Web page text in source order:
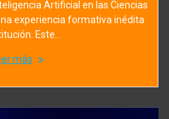
Artificial en las Ciencias
experiencia formativa inédita
Este…
más